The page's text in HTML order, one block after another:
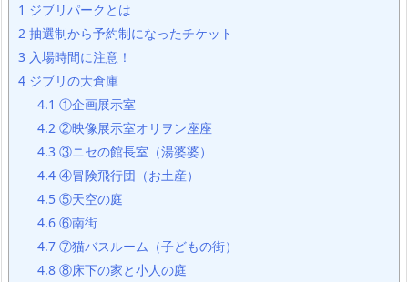
1 ジブリパークとは
2 抽選制から予約制になったチケット
3 入場時間に注意！
4 ジブリの大倉庫
4.1 ①企画展示室
4.2 ②映像展示室オリヲン座座
4.3 ③ニセの館長室（湯婆婆）
4.4 ④冒険飛行団（お土産）
4.5 ⑤天空の庭
4.6 ⑥南街
4.7 ⑦猫バスルーム（子どもの街）
4.8 ⑧床下の家と小人の庭